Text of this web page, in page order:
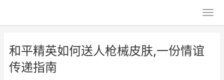
和平精英如何送人枪械皮肤,一份情谊
传递指南